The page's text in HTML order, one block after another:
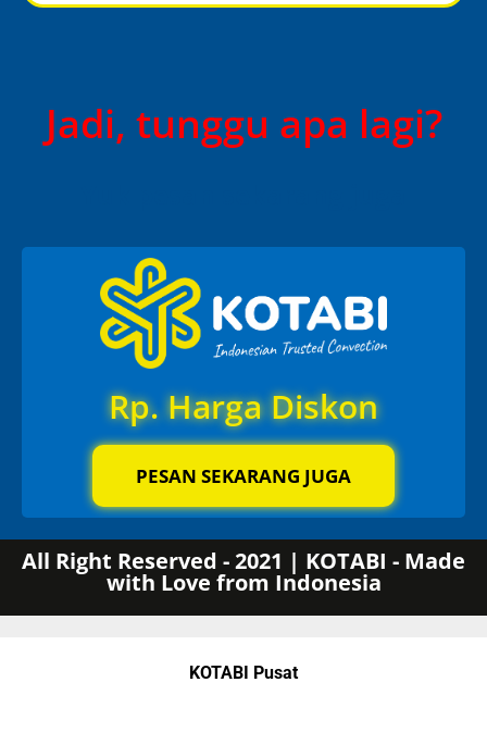
Jadi, tunggu apa lagi?
Rp. Harga Diskon
PESAN SEKARANG JUGA
All Right Reserved - 2021 | KOTABI - Made
with Love from Indonesia
KOTABI Pusat